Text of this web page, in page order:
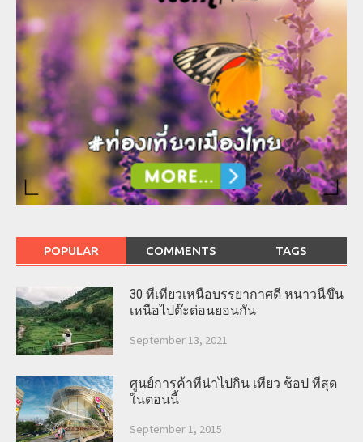
POPULAR COMMENTS TAGS
30 ที่เที่ยวเหนือบรรยากาศดี หนาวนี้ขึ้น
เหนือไปต๊ะต่อนยอนกัน
September 13, 2021
ศูนย์การค้าที่น่าไปกิน เที่ยว ช็อป ที่สุด
ในตอนนี้
September 1, 2015